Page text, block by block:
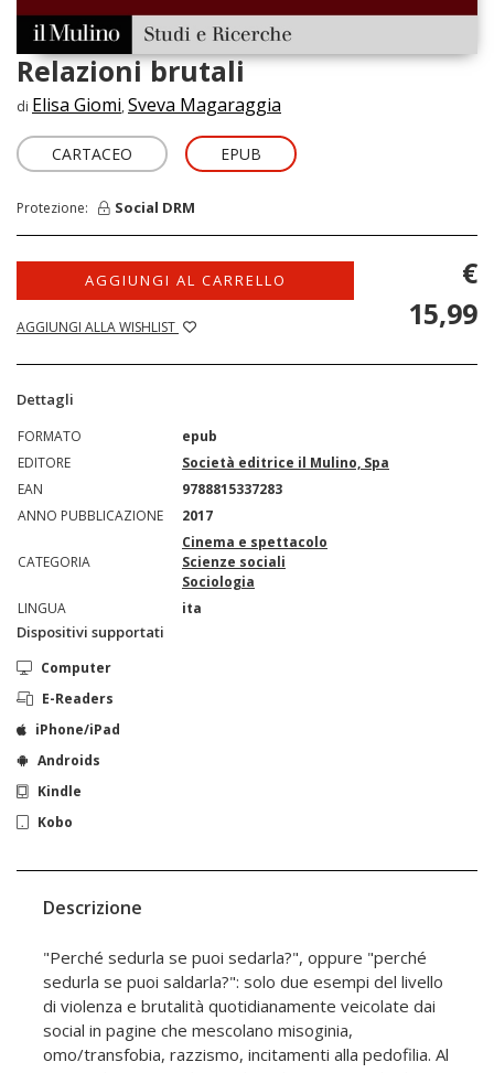
Relazioni brutali
di Elisa Giomi, Sveva Magaraggia
CARTACEO EPUB
Protezione: Social DRM
AGGIUNGI AL CARRELLO
AGGIUNGI ALLA WISHLIST
€
15,99
Dettagli
FORMATO
epub
EDITORE
Società editrice il Mulino, Spa
EAN
9788815337283
ANNO PUBBLICAZIONE
2017
CATEGORIA
Cinema e spettacolo
Scienze sociali
Sociologia
LINGUA
ita
Dispositivi supportati
Computer
E-Readers
iPhone/iPad
Androids
Kindle
Kobo
Descrizione
"Perché sedurla se puoi sedarla?", oppure "perché
sedurla se puoi saldarla?": solo due esempi del livello
di violenza e brutalità quotidianamente veicolate dai
social in pagine che mescolano misoginia,
omo/transfobia, razzismo, incitamenti alla pedofilia. Al